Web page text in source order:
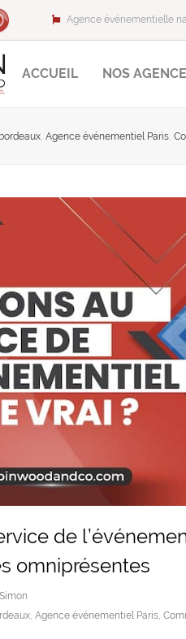
Agence événementielle
ACCUEIL NOS
Agence événementiel Paris
de
omniprésentes
, Agence événementiel Paris,